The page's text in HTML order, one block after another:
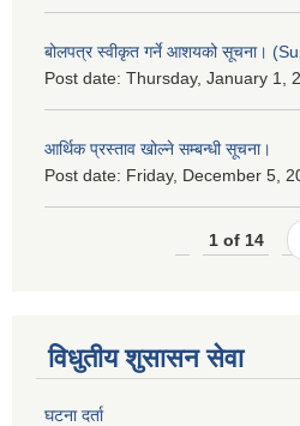
बोलपत्र स्वीकृत गर्ने आशयको सूचना।
Post date: Thursday, January 1,
आर्थिक प्रस्ताव खोल्ने सम्बन्धी सूचना।
Post date: Friday, December 5,
1 of 14
विधुतीय शुसासन सेवा
घटना दर्ता